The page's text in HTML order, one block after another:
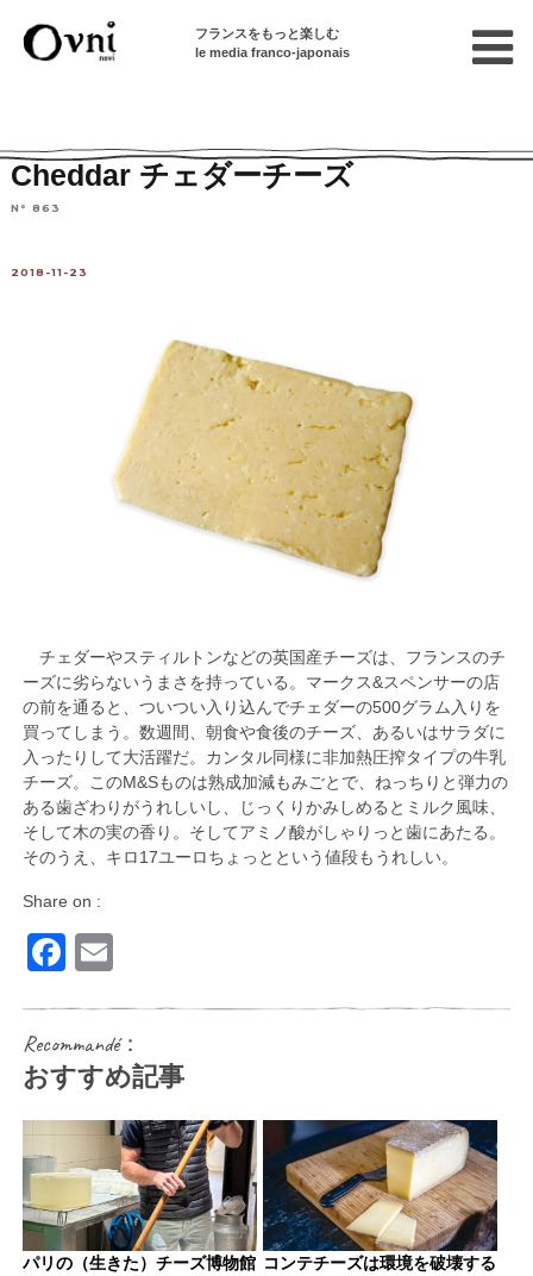
フランスをもっと楽しむ
le media franco-japonais
Cheddar チェダーチーズ
N° 863
2018-11-23
チェダーやスティルトンなどの英国産チーズは、フランスのチ
ーズに劣らないうまさを持っている。マークス&スペンサーの店
の前を通ると、ついつい入り込んでチェダーの500グラム入りを
買ってしまう。数週間、朝食や食後のチーズ、あるいはサラダに
入ったりして大活躍だ。カンタル同様に非加熱圧搾タイプの牛乳
チーズ。このM&Sものは熟成加減もみごとで、ねっちりと弾力の
ある歯ざわりがうれしいし、じっくりかみしめるとミルク風味、
そして木の実の香り。そしてアミノ酸がしゃりっと歯にあたる。
そのうえ、キロ17ユーロちょっとという値段もうれしい。
Share on :
Facebook
Email
Recommandé：
おすすめ記事
パリの（生きた）チーズ博物館 コンテチーズは環境を破壊する